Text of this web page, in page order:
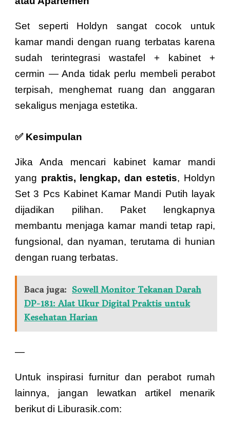
Set seperti Holdyn sangat cocok untuk
kamar mandi dengan ruang terbatas karena
sudah terintegrasi wastafel + kabinet +
cermin — Anda tidak perlu membeli perabot
terpisah, menghemat ruang dan anggaran
sekaligus menjaga estetika.
✅ Kesimpulan
Jika Anda mencari kabinet kamar mandi
yang praktis, lengkap, dan estetis, Holdyn
Set 3 Pcs Kabinet Kamar Mandi Putih layak
dijadikan pilihan. Paket lengkapnya
membantu menjaga kamar mandi tetap rapi,
fungsional, dan nyaman, terutama di hunian
dengan ruang terbatas.
Baca juga: Sowell Monitor Tekanan Darah
DP-181: Alat Ukur Digital Praktis untuk
Kesehatan Harian
—
Untuk inspirasi furnitur dan perabot rumah
lainnya, jangan lewatkan artikel menarik
berikut di Liburasik.com: